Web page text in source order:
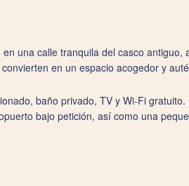
una calle tranquila del casco
en un espacio acogedor y
baño privado, TV y Wi‑Fi
bajo petición, así como una